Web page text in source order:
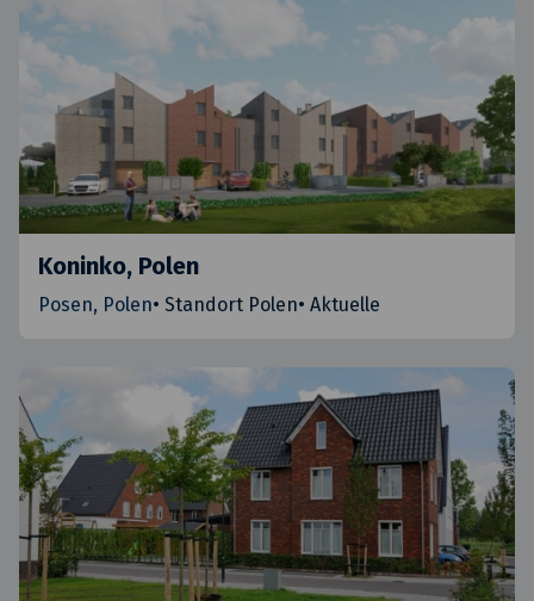
Koninko, Polen
Posen, Polen• Standort Polen• Aktuelle